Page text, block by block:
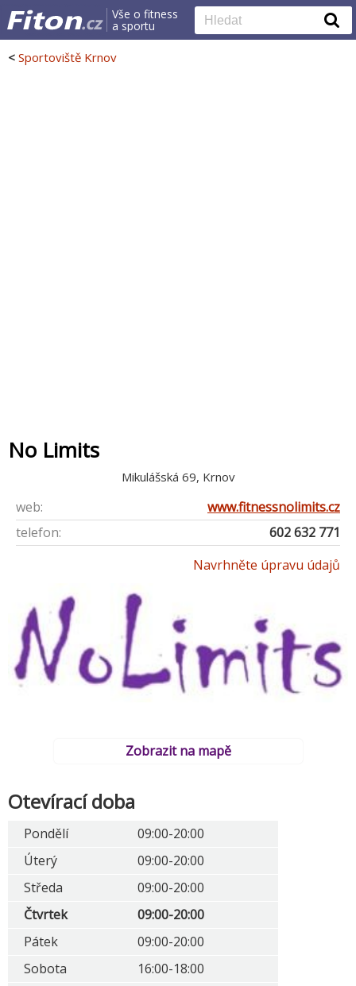
Vše o fitness
a sportu
< Sportoviště Krnov
No Limits
Mikulášská 69, Krnov
web:
www.fitnessnolimits.cz
telefon:
602 632 771
Navrhněte úpravu údajů
Zobrazit na mapě
Otevírací doba
Pondělí
09:00-20:00
Úterý
09:00-20:00
Středa
09:00-20:00
Čtvrtek
09:00-20:00
Pátek
09:00-20:00
Sobota
16:00-18:00